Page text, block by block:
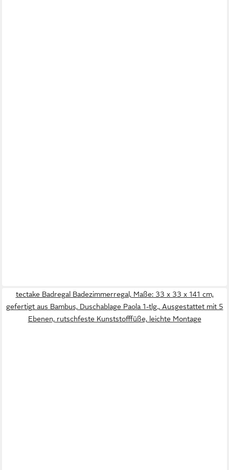
tectake Badregal Badezimmerregal, Maße: 33 x 33 x 141 cm,
gefertigt aus Bambus, Duschablage Paola 1-tlg., Ausgestattet mit 5
Ebenen, rutschfeste Kunststofffüße, leichte Montage